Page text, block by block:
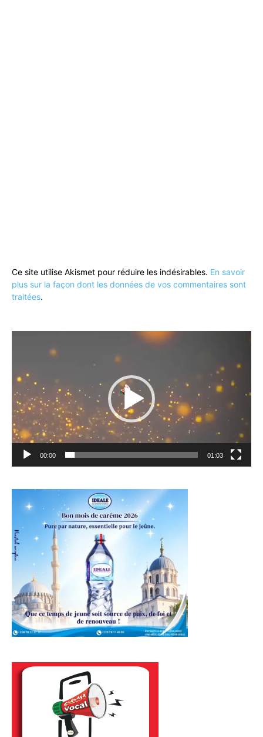
Ce site utilise Akismet pour réduire les indésirables. En savoir
plus sur la façon dont les données de vos commentaires sont
traitées.
00:00 01:03